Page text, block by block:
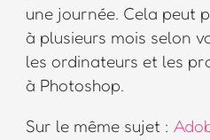
une journée. Cela peut
à plusieurs mois selon
les ordinateurs et les
à Photoshop.
Sur le même sujet :